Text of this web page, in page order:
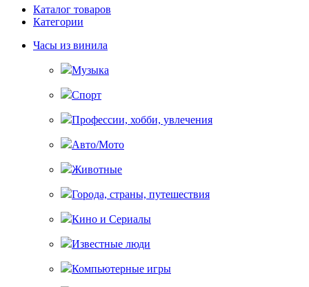
Каталог товаров
Категории
Часы из винила
Музыка
Спорт
Профессии, хобби, увлечения
Авто/Мото
Животные
Города, страны, путешествия
Кино и Сериалы
Известные люди
Компьютерные игры